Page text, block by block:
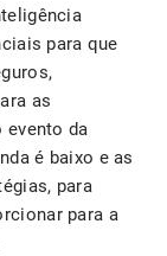
para que
as
evento da
é baixo e as
para
para a